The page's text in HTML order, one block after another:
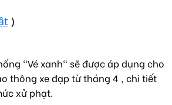
)
"Vé xanh" sẽ được áp dụng cho
thông xe đạp từ tháng 4 , chi tiết
xử phạt.